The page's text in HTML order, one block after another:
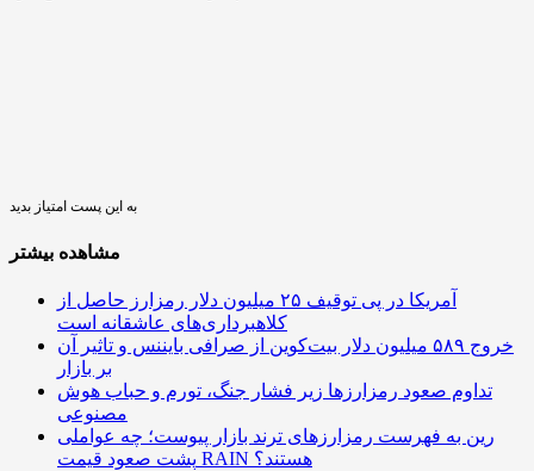
به این پست امتیاز بدید
مشاهده بیشتر
آمریکا در پی توقیف ۲۵ میلیون دلار رمزارز حاصل از
کلاهبرداری‌های عاشقانه است
خروج ۵۸۹ میلیون دلار بیت‌کوین از صرافی بایننس و تاثیر آن
بر بازار
تداوم صعود رمزارزها زیر فشار جنگ، تورم و حباب هوش
مصنوعی
رین به فهرست رمزارزهای ترند بازار پیوست؛ چه عواملی
پشت صعود قیمت RAIN هستند؟